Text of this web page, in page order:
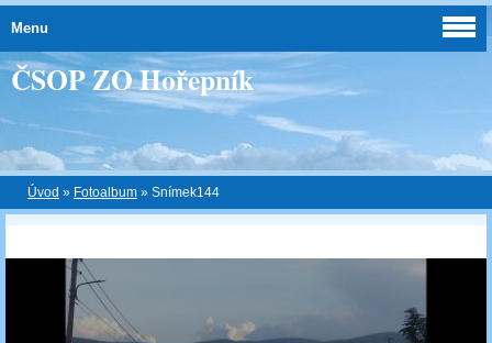
ČSOP ZO Hořepník
Úvod » Fotoalbum » Snímek144
Menu